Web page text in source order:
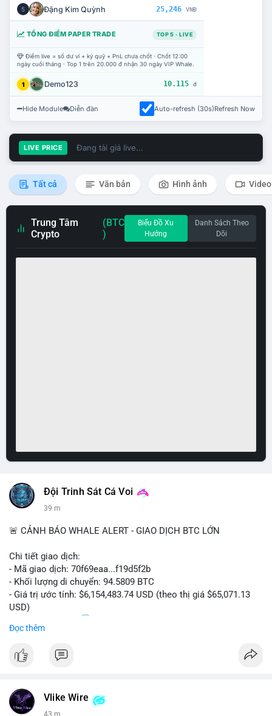
5 Đặng Kim Quỳnh 25,246 VNĐ
TỔNG ĐIỂM PAPER TRADE TOP 5 · LIVE
Điểm live = số dư ví + ký quỹ + PnL chưa chốt · Chốt 12:00
ngày cuối tháng · Top 1 trên 20.000 đ nhận 30 ngày VIP Whale.
1 Demo123 10.115 đ
Hide Module Diễn đàn Auto-refresh (30s)Refresh Now
LIVE PRICE Đang tải giá live...
Tất cả Văn bản Hình ảnh Video
Trung Tâm
Crypto
(BTC
)
Biểu Đồ Xu
Hướng
Danh Sách Theo
Dõi
Đội Trinh Sát Cá Voi
39 m
🚨 CẢNH BÁO WHALE ALERT - GIAO DỊCH BTC LỚN
Chi tiết giao dịch:
- Mã giao dịch: 70f69eaa...f19d5f2b
- Khối lượng di chuyển: 94.5809 BTC
- Giá trị ước tính: $6,154,483.74 USD (theo thị giá $65,071.13
USD)
- Thời gian: 20:19
Nhận định phân tích:
Khối lượng 94.58 BTC trị giá hơn 6.15 triệu USD được di
này có thể phản ánh ba kịch bản chính: thứ nhất, cá voi đang
chuẩn bị thanh khoản bằng cách chuyển lên sàn giao dịch, tạo
Đọc thêm
Vlike Wire
43 m